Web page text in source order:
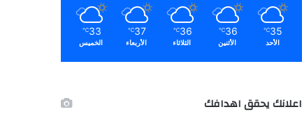
35
℃
الأحد
36
℃
الأثنين
36
℃
الثلاثاء
37
℃
الأربعاء
33
℃
الخميس
اعلانك يحقق اهدافك